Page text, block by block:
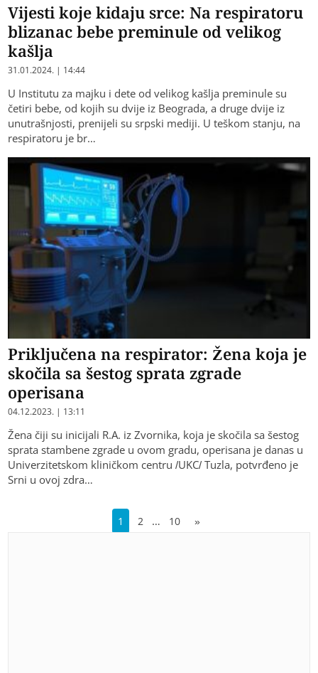
Vijesti koje kidaju srce: Na respiratoru
blizanac bebe preminule od velikog
kašlja
31.01.2024. | 14:44
U Institutu za majku i dete od velikog kašlja preminule su
četiri bebe, od kojih su dvije iz Beograda, a druge dvije iz
unutrašnjosti, prenijeli su srpski mediji. U teškom stanju, na
respiratoru je br…
Priključena na respirator: Žena koja je
skočila sa šestog sprata zgrade
operisana
04.12.2023. | 13:11
Žena čiji su inicijali R.A. iz Zvornika, koja je skočila sa šestog
sprata stambene zgrade u ovom gradu, operisana je danas u
Univerzitetskom kliničkom centru /UKC/ Tuzla, potvrđeno je
Srni u ovoj zdra…
1 2 … 10 »